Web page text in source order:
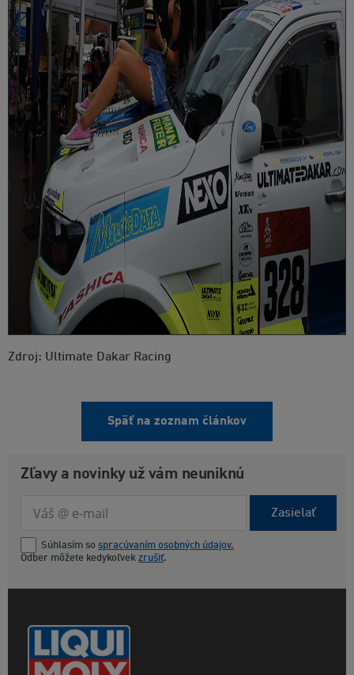
Zdroj: Ultimate Dakar Racing
Späť na zoznam článkov
Zľavy a novinky už vám neuniknú
Zasielať
Súhlasím so spracúvaním osobných údajov.
Odber môžete kedykoľvek zrušiť.